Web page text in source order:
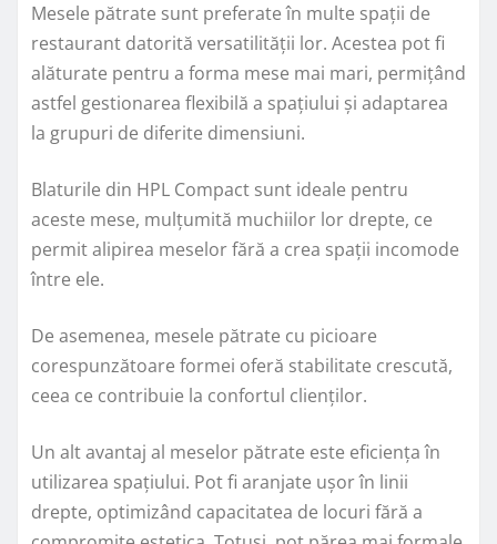
Mesele pătrate sunt preferate în multe spații de
restaurant datorită versatilității lor. Acestea pot fi
alăturate pentru a forma mese mai mari, permițând
astfel gestionarea flexibilă a spațiului și adaptarea
la grupuri de diferite dimensiuni.
Blaturile din HPL Compact sunt ideale pentru
aceste mese, mulțumită muchiilor lor drepte, ce
permit alipirea meselor fără a crea spații incomode
între ele.
De asemenea, mesele pătrate cu picioare
corespunzătoare formei oferă stabilitate crescută,
ceea ce contribuie la confortul clienților.
Un alt avantaj al meselor pătrate este eficiența în
utilizarea spațiului. Pot fi aranjate ușor în linii
drepte, optimizând capacitatea de locuri fără a